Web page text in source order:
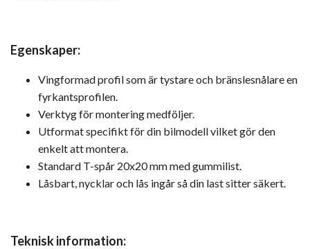
Egenskaper:
Vingformad profil som är tystare och bränslesnålare en
fyrkantsprofilen.
Verktyg för montering medföljer.
Utformat specifikt för din bilmodell vilket gör den
enkelt att montera.
Standard T-spår 20x20 mm med gummilist.
Låsbart, nycklar och lås ingår så din last sitter säkert.
Teknisk information: